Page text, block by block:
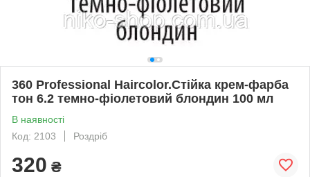
360 Professional Haircolor.Стійка крем-фарба
тон 6.2 темно-фіолетовий блондин 100 мл
В наявності
Код: 2103
Роздріб
320 ₴